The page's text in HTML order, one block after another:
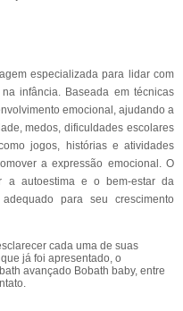
especializada para lidar com
infância. Baseada em técnicas
emocional, ajudando a
medos, dificuldades escolares
jogos, histórias e atividades
a expressão emocional. O
a autoestima e o bem-estar da
para seu crescimento
cada uma de suas
já foi apresentado, o
avançado Bobath baby, entre